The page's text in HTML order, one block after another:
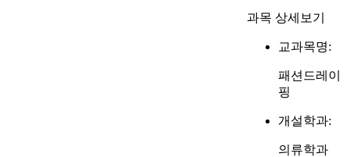
과목 상세보기
교과목명:
패션드레이
핑
개설학과:
의류학과